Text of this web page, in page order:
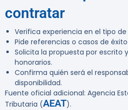
contratar
Verifica experiencia en el tipo
Pide referencias o casos de
Solicita la propuesta por escrito
honorarios.
Confirma quién será el
disponibilidad.
Fuente oficial adicional: Agencia
Tributaria (AEAT).